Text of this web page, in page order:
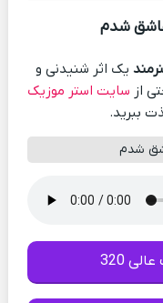
شدم
یک اثر شنیدنی و
از سایت استر موزیک
ببرید.
شدم
320